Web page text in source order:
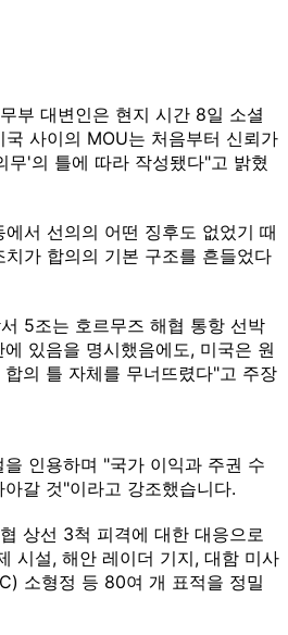
부 대변인은 현지 시간 8일 소셜
사이의 MOU는 처음부터 신뢰가
무'의 틀에 따라 작성됐다"고 밝혔
서 선의의 어떤 징후도 없었기 때
가 합의의 기본 구조를 흔들었다
5조는 호르무즈 해협 통항 선박
있음을 명시했음에도, 미국은 원
의 틀 자체를 무너뜨렸다"고 주장
인용하며 "국가 이익과 주권 수
갈 것"이라고 강조했습니다.
상선 3척 피격에 대한 대응으로
시설, 해안 레이더 기지, 대함 미사
소형정 등 80여 개 표적을 정밀